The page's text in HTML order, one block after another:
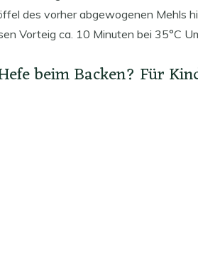
des vorher abgewogenen Mehls
Vorteig ca. 10 Minuten bei 35°C
beim Backen? Für